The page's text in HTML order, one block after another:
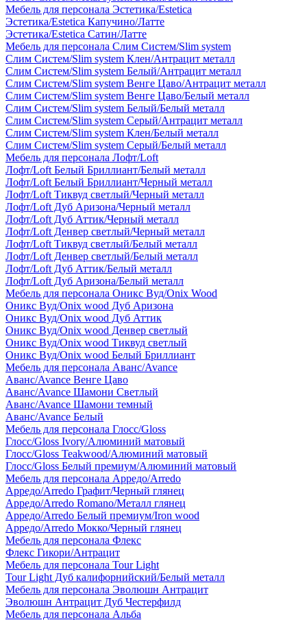
Мебель для персонала Эстетика/Estetica
Эстетика/Estetica Капучино/Латте
Эстетика/Estetica Сатин/Латте
Мебель для персонала Слим Систем/Slim system
Слим Систем/Slim system Клен/Антрацит металл
Слим Систем/Slim system Белый/Антрацит металл
Слим Систем/Slim system Венге Цаво/Антрацит металл
Слим Систем/Slim system Венге Цаво/Белый металл
Слим Систем/Slim system Белый/Белый металл
Слим Систем/Slim system Серый/Антрацит металл
Слим Систем/Slim system Клен/Белый металл
Слим Систем/Slim system Серый/Белый металл
Мебель для персонала Лофт/Loft
Лофт/Loft Белый Бриллиант/Белый металл
Лофт/Loft Белый Бриллиант/Черный металл
Лофт/Loft Тиквуд светлый/Черный металл
Лофт/Loft Дуб Аризона/Черный металл
Лофт/Loft Дуб Аттик/Черный металл
Лофт/Loft Денвер светлый/Черный металл
Лофт/Loft Тиквуд светлый/Белый металл
Лофт/Loft Денвер светлый/Белый металл
Лофт/Loft Дуб Аттик/Белый металл
Лофт/Loft Дуб Аризона/Белый металл
Мебель для персонала Оникс Вуд/Onix Wood
Оникс Вуд/Onix wood Дуб Аризона
Оникс Вуд/Onix wood Дуб Аттик
Оникс Вуд/Onix wood Денвер светлый
Оникс Вуд/Onix wood Тиквуд светлый
Оникс Вуд/Onix wood Белый Бриллиант
Мебель для персонала Аванс/Avance
Аванс/Avance Венге Цаво
Аванс/Avance Шамони Светлый
Аванс/Avance Шамони темный
Аванс/Avance Белый
Мебель для персонала Глосс/Gloss
Глосс/Gloss Ivory/Алюминий матовый
Глосс/Gloss Teakwood/Алюминий матовый
Глосс/Gloss Белый премиум/Алюминий матовый
Мебель для персонала Арредо/Arredo
Арредо/Arredo Графит/Черный глянец
Арредо/Arredo Romano/Металл глянец
Арредо/Arredo Белый премиум/Iron wood
Арредо/Arredo Мокко/Черный глянец
Мебель для персонала Флекс
Флекс Гикори/Антрацит
Мебель для персонала Tour Light
Tour Light Дуб калифорнийский/Белый металл
Мебель для персонала Эволюшн Антрацит
Эволюшн Антрацит Дуб Честерфилд
Мебель для персонала Альба